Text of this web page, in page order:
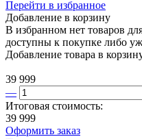
Перейти в избранное
Добавление в корзину
В избранном нет товаров
доступны к покупке либо
Добавление товара в
39 999
—
Итоговая стоимость:
39 999
Оформить заказ